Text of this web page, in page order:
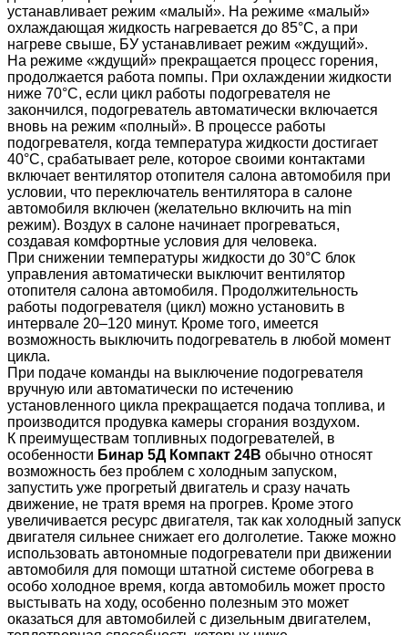
устанавливает режим «малый». На режиме «малый»
охлаждающая жидкость нагревается до 85°C, а при
нагреве свыше, БУ устанавливает режим «ждущий».
На режиме «ждущий» прекращается процесс горения,
продолжается работа помпы. При охлаждении жидкости
ниже 70°С, если цикл работы подогревателя не
закончился, подогреватель автоматически включается
вновь на режим «полный». В процессе работы
подогревателя, когда температура жидкости достигает
40°С, срабатывает реле, которое своими контактами
включает вентилятор отопителя салона автомобиля при
условии, что переключатель вентилятора в салоне
автомобиля включен (желательно включить на min
режим). Воздух в салоне начинает прогреваться,
создавая комфортные условия для человека.
При снижении температуры жидкости до 30°С блок
управления автоматически выключит вентилятор
отопителя салона автомобиля. Продолжительность
работы подогревателя (цикл) можно установить в
интервале 20‒120 минут. Кроме того, имеется
возможность выключить подогреватель в любой момент
цикла.
При подаче команды на выключение подогревателя
вручную или автоматически по истечению
установленного цикла прекращается подача топлива, и
производится продувка камеры сгорания воздухом.
К преимуществам топливных подогревателей, в
особенности Бинар 5Д Компакт 24В обычно относят
возможность без проблем с холодным запуском,
запустить уже прогретый двигатель и сразу начать
движение, не тратя время на прогрев. Кроме этого
увеличивается ресурс двигателя, так как холодный запуск
двигателя сильнее снижает его долголетие. Также можно
использовать автономные подогреватели при движении
автомобиля для помощи штатной системе обогрева в
особо холодное время, когда автомобиль может просто
выстывать на ходу, особенно полезным это может
оказаться для автомобилей с дизельным двигателем,